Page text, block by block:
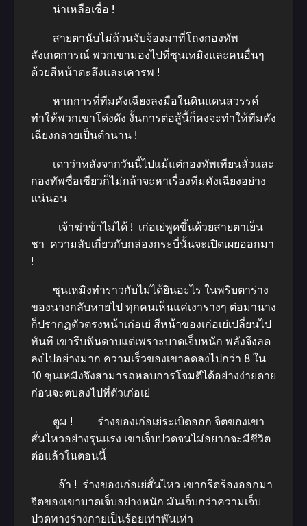
น่าเหลือเชื่อ !
สายตานับไม่ถ้วนจับจ้องมาที่โถงกองทัพ
สังเกตการณ์ พวกเขามองไปที่ซุนเหมิงและคนอื่นๆ
ด้วยสีหน้าตะลึงและเคารพ !
หากการที่ทีมคังเฉียงลงมือในดินแดนสวรรค์
ทำให้พวกเขาโด่งดัง งั้นการต่อสู้นี้ก็คงจะทำให้ทีมคัง
เฉียงกลายเป็นตำนาน !
เดาว่าหลังจากวันนี้ไปแม้แต่กองทัพเทียนลั่วและ
กองทัพซื่อเซียวก็ไม่กล้าจะหาเรื่องทีมคังเฉียงอย่าง
แน่นอน
เจ้าฆ่าข้าไม่ได้ ! เก่อเย่พูดขึ้นด้วยสายตาเย็น
ชา ความลับเกี่ยวกับกล่องกระบี่นั้นจะเปิดเผยออกมา
!
ซุนเหมิงทำราวกับไม่ได้ยินอะไร ในพริบตาร่าง
ของนางกลับหายไป ทุกคนเห็นแค่เงารางๆ ต่อมานาง
ก็ปรากฏตัวตรงหน้าเก่อเย่ สีหน้าของเก่อเย่เปลี่ยนไป
ทันที เขารีบฟันดาบแต่เพราะบาดเจ็บหนัก พลังจึงลด
ลงไปอย่างมาก ความเร็วของเขาลดลงไปกว่า 8 ใน
10 ซุนเหมิงจึงสามารถหลบการโจมตีได้อย่างง่ายดาย
ก่อนจะตบลงไปที่ตัวเก่อเย่
ตูม ! ร่างของเก่อเย่ระเบิดออก จิตของเขา
สั่นไหวอย่างรุนแรง เขาเจ็บปวดจนไม่อยากจะมีชีวิต
ต่อแล้วในตอนนี้
อ๊า ! ร่างของเก่อเย่สั่นไหว เขากรีดร้องออกมา
จิตของเขาบาดเจ็บอย่างหนัก มันเจ็บกว่าความเจ็บ
ปวดทางร่างกายเป็นร้อยเท่าพันเท่า